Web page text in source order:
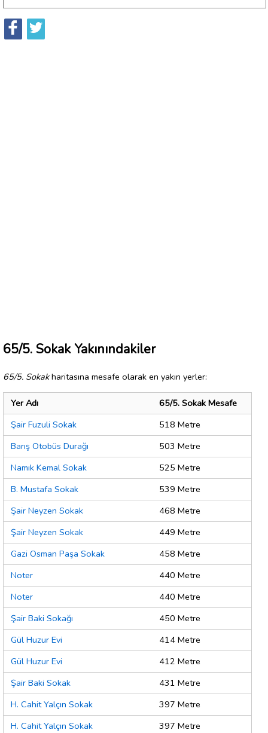
65/5. Sokak Yakınındakiler
65/5. Sokakharitasına mesafe olarak en yakın yerler:
Yer Adı
65/5. Sokak Mesafe
Şair Fuzuli Sokak
518 Metre
Barış Otobüs Durağı
503 Metre
Namık Kemal Sokak
525 Metre
B. Mustafa Sokak
539 Metre
Şair Neyzen Sokak
468 Metre
Şair Neyzen Sokak
449 Metre
Gazi Osman Paşa Sokak
458 Metre
Noter
440 Metre
Noter
440 Metre
Şair Baki Sokağı
450 Metre
Gül Huzur Evi
414 Metre
Gül Huzur Evi
412 Metre
Şair Baki Sokak
431 Metre
H. Cahit Yalçın Sokak
397 Metre
H. Cahit Yalçın Sokak
397 Metre